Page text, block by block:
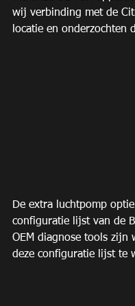
wij verbinding met de
locatie en onderzochten
De extra luchtpomp
configuratie lijst van de
OEM diagnose tools zijn
deze configuratie lijst te